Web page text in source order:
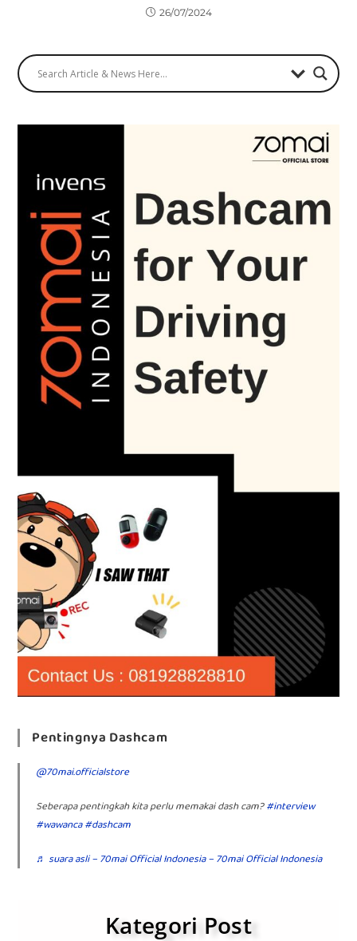
26/07/2024
Pentingnya Dashcam
@70mai.officialstore
Seberapa pentingkah kita perlu memakai dash cam?#interview
#wawanca#dashcam
♬ suara asli – 70mai Official Indonesia – 70mai Official Indonesia
Kategori Post